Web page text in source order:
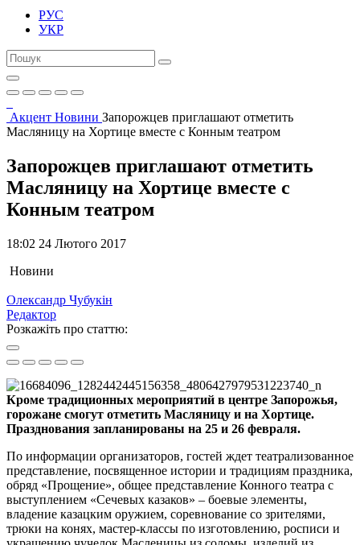
РУС
УКР
Акцент Новини Запорожцев приглашают отметить
Масляницу на Хортице вместе с Конным театром
Запорожцев приглашают отметить
Масляницу на Хортице вместе с
Конным театром
18:02 24 Лютого 2017
Новини
Олександр Чубукін
Редактор
Розкажіть про статтю:
Кроме традиционных мероприятий в центре Запорожья,
горожане смогут отметить Масляницу и на Хортице.
Празднования запланированы на 25 и 26 февраля.
По информации организаторов, гостей ждет театрализованное
представление, посвященное истории и традициям праздника,
обряд «Прощение», общее представление Конного театра с
выступлением «Сечевых казаков» – боевые элементы,
владение казацким оружием, соревнование со зрителями,
трюки на конях, мастер-классы по изготовлению, росписи и